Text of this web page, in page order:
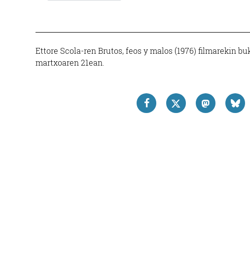
Ettore Scola-ren Brutos, feos y malos (1976) filmarekin
martxoaren 21ean.